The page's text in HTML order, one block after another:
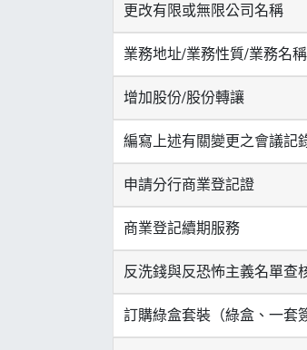
更改有限或無限公司名稱
業務地址/業務性質/業務名
增加股份/股份轉讓
編寫上述有關變更之會議記
申請分行商業登記證
商業登記續期服務
反洗錢與反恐怖主義名單查
訂購綠盒套裝（綠盒、一套